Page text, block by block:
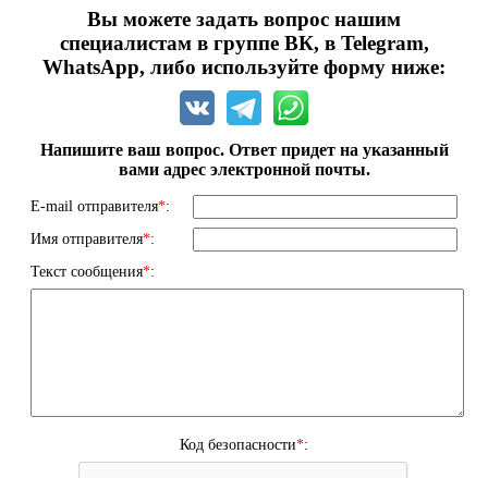
Вы можете задать вопрос нашим
специалистам в группе ВК, в Telegram,
WhatsApp, либо используйте форму ниже:
Напишите ваш вопрос. Ответ придет на указанный
вами адрес электронной почты.
E-mail отправителя*:
Имя отправителя*:
Текст сообщения*:
Код безопасности*: